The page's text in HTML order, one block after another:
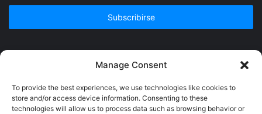
Manage Consent
To provide the best experiences, we use technologies like cookies to
store and/or access device information. Consenting to these
technologies will allow us to process data such as browsing behavior or
correo